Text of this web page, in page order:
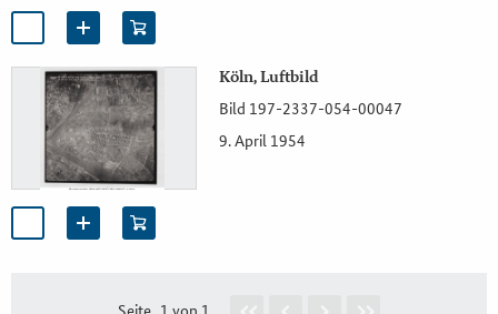
Köln, Luftbild
Bild 197-2337-054-00047
9. April 1954